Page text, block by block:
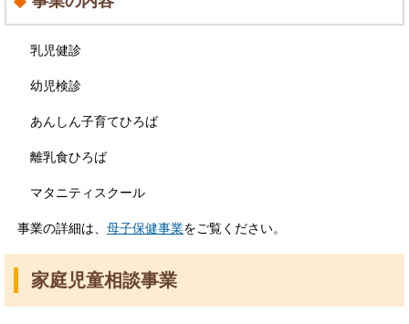
乳児健診
幼児検診
あんしん子育てひろば
離乳食ひろば
マタニティスクール
事業の詳細は、 母子保健事業をご覧ください。
家庭児童相談事業